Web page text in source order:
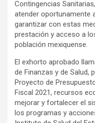
Contingencias
atender oportunamente
garantizar con estas
prestación y acceso a
población mexiquense.
El exhorto aprobado
de Finanzas y de Salud,
Proyecto de
Fiscal 2021, recursos
mejorar y fortalecer el
los programas y